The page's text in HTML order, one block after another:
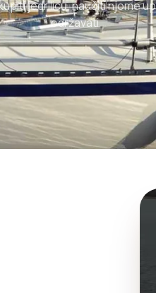
jedrilicu, naučiti njome
održavati